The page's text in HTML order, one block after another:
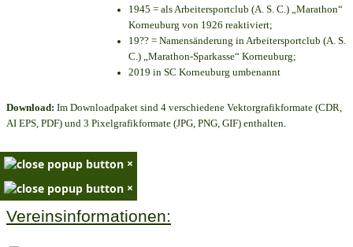
1945 = als Arbeitersportclub (A. S. C.) „Marathon“
Korneuburg von 1926 reaktiviert;
19?? = Namensänderung in Arbeitersportclub (A. S.
C.) „Marathon-Sparkasse“ Korneuburg;
2019 in SC Korneuburg umbenannt
Download: Im Downloadpaket sind 4 verschiedene Vektorgrafikformate (CDR,
AI EPS, PDF) und 3 Pixelgrafikformate (JPG, PNG, GIF) enthalten.
×
×
Vereinsinformationen: